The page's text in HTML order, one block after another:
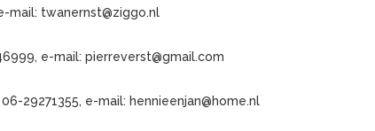
mail: twanernst@ziggo.nl
e-mail: pierreverst@gmail.com
29271355, e-mail: hennieenjan@home.nl